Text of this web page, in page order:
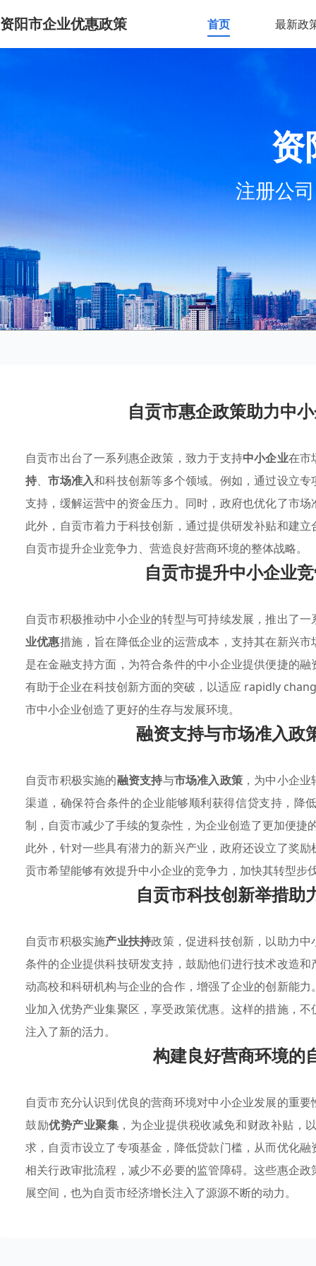
资阳市企业优惠政策 首页 最新政
资
注册公
自贡市惠企政策助力中
自贡市出台了一系列惠企政策，致力于支持中小企业在市
持、市场准入和科技创新等多个领域。例如，通过设立
支持，缓解运营中的资金压力。同时，政府也优化了市
此外，自贡市着力于科技创新，通过提供研发补贴和建
自贡市提升企业竞争力、营造良好营商环境的整体战略。
自贡市提升中小企业
自贡市积极推动中小企业的转型与可持续发展，推出了
业优惠措施，旨在降低企业的运营成本，支持其在新兴
是在金融支持方面，为符合条件的中小企业提供便捷的
有助于企业在科技创新方面的突破，以适应 rapidly
市中小企业创造了更好的生存与发展环境。
融资支持与市场准入政
自贡市积极实施的融资支持与市场准入政策，为中小企业
渠道，确保符合条件的企业能够顺利获得信贷支持，降
制，自贡市减少了手续的复杂性，为企业创造了更加便捷
此外，针对一些具有潜力的新兴产业，政府还设立了奖
贡市希望能够有效提升中小企业的竞争力，加快其转型步
自贡市科技创新举措助
自贡市积极实施产业扶持政策，促进科技创新，以助力
条件的企业提供科技研发支持，鼓励他们进行技术改造
动高校和科研机构与企业的合作，增强了企业的创新能
业加入优势产业集聚区，享受政策优惠。这样的措施，
注入了新的活力。
构建良好营商环境的
自贡市充分认识到优良的营商环境对中小企业发展的重要
鼓励优势产业聚集 ，为企业提供税收减免和财政补贴，
求，自贡市设立了专项基金，降低贷款门槛，从而优化
相关行政审批流程，减少不必要的监管障碍。这些惠企
展空间，也为自贡市经济增长注入了源源不断的动力。